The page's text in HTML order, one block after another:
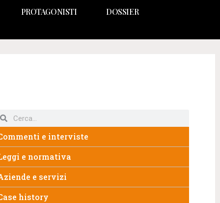
PROTAGONISTI DOSSIER
e interviste
e normativa
e servizi
history